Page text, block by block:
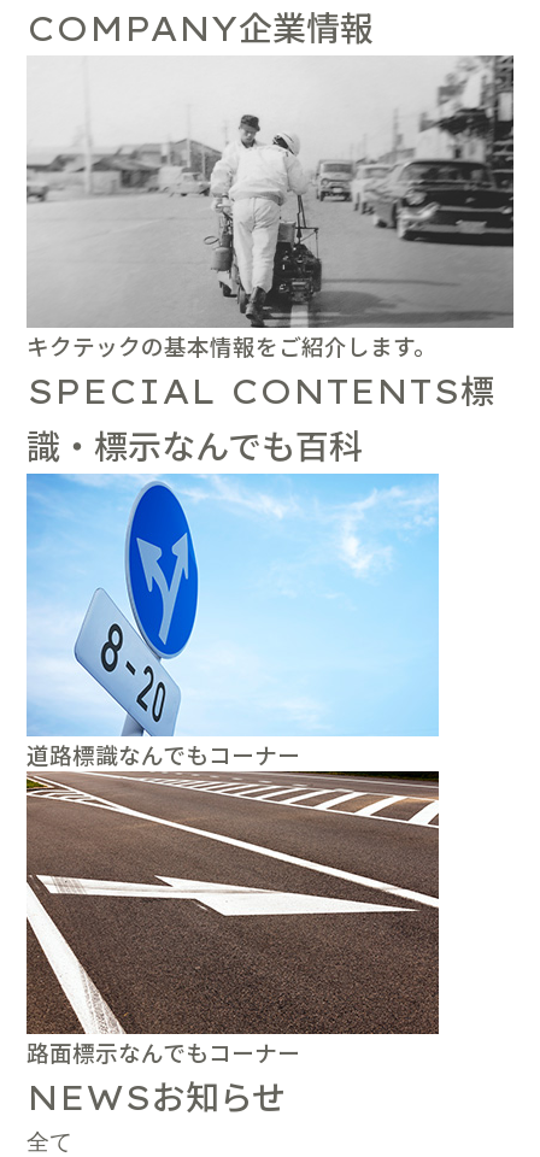
COMPANY企業情報
キクテックの基本情報をご紹介します。
SPECIAL CONTENTS標
識・標示なんでも百科
道路標識なんでもコーナー
路面標示なんでもコーナー
NEWSお知らせ
全て